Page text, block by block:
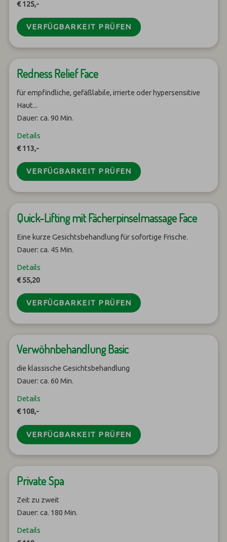
€ 125,-
VERFÜGBARKEIT PRÜFEN
Redness Relief Face
für empfindliche, gefäßlabile, irrierte oder hypersensitive
Haut...
Dauer: ca. 90 Min.
Details
€ 113,-
VERFÜGBARKEIT PRÜFEN
Quick-Lifting mit Fächerpinselmassage Face
Eine kurze Gesichtsbehandlung für sofortige Frische.
Dauer: ca. 45 Min.
Details
€ 55,20
VERFÜGBARKEIT PRÜFEN
Verwöhnbehandlung Basic
die klassische Gesichtsbehandlung
Dauer: ca. 60 Min.
Details
€ 108,-
VERFÜGBARKEIT PRÜFEN
Private Spa
Zeit zu zweit
Dauer: ca. 180 Min.
Details